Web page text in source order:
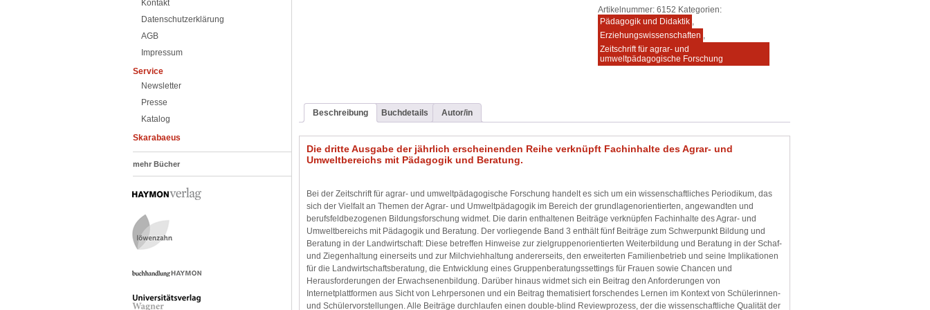
Kontakt
Datenschutzerklärung
AGB
Impressum
Service
Newsletter
Presse
Katalog
Skarabaeus
mehr Bücher
Artikelnummer: 6152 Kategorien:
Pädagogik und Didaktik ,
Erziehungswissenschaften ,
Zeitschrift für agrar- und
umweltpädagogische Forschung
Beschreibung Buchdetails Autor/in
Die dritte Ausgabe der jährlich erscheinenden Reihe verknüpft Fachinhalte des Agrar- und
Umweltbereichs mit Pädagogik und Beratung.
Bei der Zeitschrift für agrar- und umweltpädagogische Forschung handelt es sich um ein wissenschaftliches Periodikum, das
sich der Vielfalt an Themen der Agrar- und Umweltpädagogik im Bereich der grundlagenorientierten, angewandten und
berufsfeldbezogenen Bildungsforschung widmet. Die darin enthaltenen Beiträge verknüpfen Fachinhalte des Agrar- und
Umweltbereichs mit Pädagogik und Beratung. Der vorliegende Band 3 enthält fünf Beiträge zum Schwerpunkt Bildung und
Beratung in der Landwirtschaft: Diese betreffen Hinweise zur zielgruppenorientierten Weiterbildung und Beratung in der Schaf-
und Ziegenhaltung einerseits und zur Milchviehhaltung andererseits, den erweiterten Familienbetrieb und seine Implikationen
für die Landwirtschaftsberatung, die Entwicklung eines Gruppenberatungssettings für Frauen sowie Chancen und
Herausforderungen der Erwachsenenbildung. Darüber hinaus widmet sich ein Beitrag den Anforderungen von
Internetplattformen aus Sicht von Lehrpersonen und ein Beitrag thematisiert forschendes Lernen im Kontext von Schülerinnen-
und Schülervorstellungen. Alle Beiträge durchlaufen einen double-blind Reviewprozess, der die wissenschaftliche Qualität der